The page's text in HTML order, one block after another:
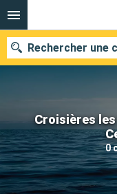
Croisières
0
Rechercher une
Nos destinations
Mois de départ
Ports